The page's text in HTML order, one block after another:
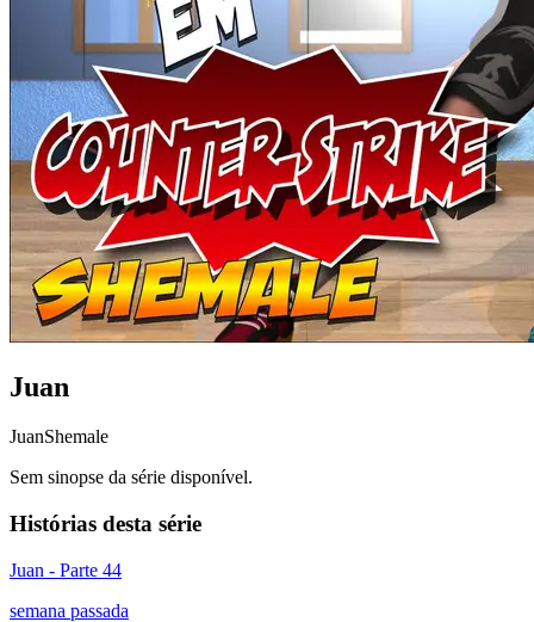
Juan
JuanShemale
Sem sinopse da série disponível.
Histórias desta série
Juan - Parte 44
semana passada